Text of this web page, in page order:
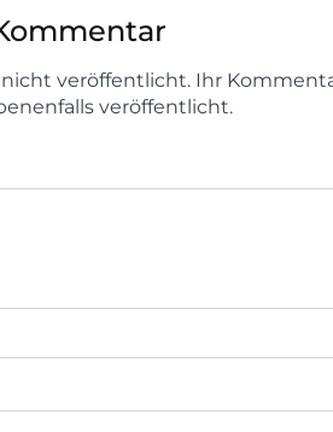
nicht veröffentlicht. Ihr
veröffentlicht.